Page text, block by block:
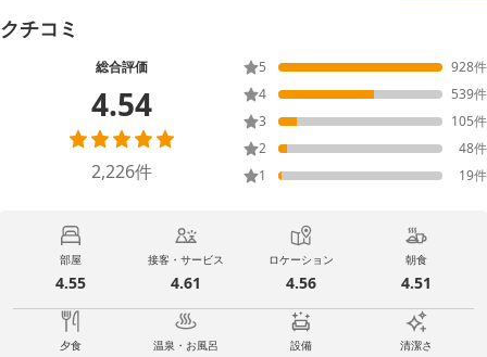
クチコミ
総合評価
4.54
2,226件
5 928件
4
539件
3
105件
2
48件
1
19件
部屋
4.55
接客・サービス
4.61
ロケーション
4.56
朝食
4.51
夕食 温泉・お風呂 設備 清潔さ